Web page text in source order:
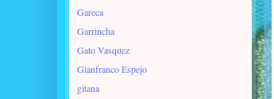
Gareca
Garrincha
Gato Vasquez
Gianfranco Espejo
gitana